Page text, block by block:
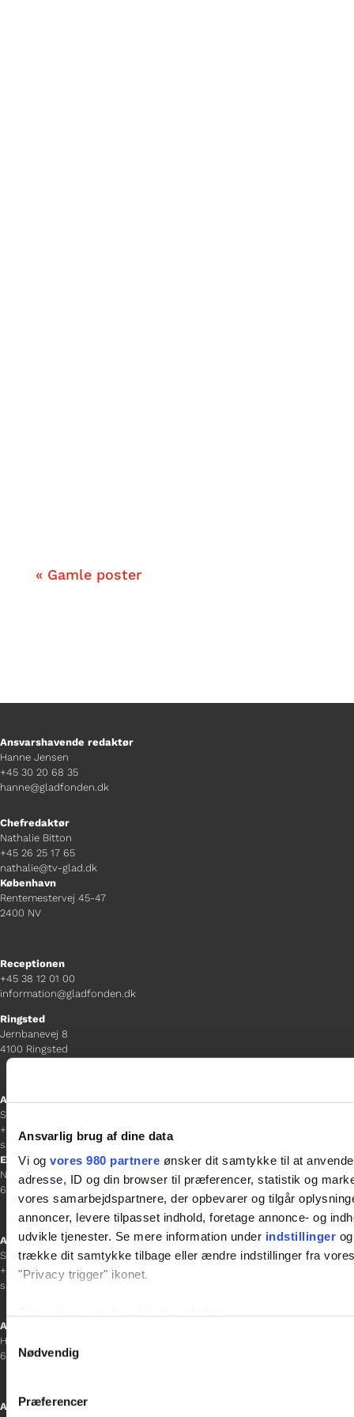
Ansvarlig brug af dine data
Vi og vores 980 partnere ønsker dit samtykke til at
adresse, ID og din browser til præferencer, statistik og
vores samarbejdspartnere, der opbevarer og tilgår
annoncer, levere tilpasset indhold, foretage annonce- og
udvikle tjenester. Se mere information under indstillinger
trække dit samtykke tilbage eller ændre indstillinger fra
"Privacy trigger" ikonet.
Vi bruger cookies til at tilpasse vores indhold og annoncer,
data med andre oplysninger, du har givet dem, eller som de
Samtykkevalg
Nødvendig
Præferencer
« Gamle poster
Ansvarshavende redaktør
Hanne Jensen
+45 30 20 68 35
hanne@gladfonden.dk
Chefredaktør
Nathalie Bitton
+45 26 25 17 65
nathalie@tv-glad.dk
København
Rentemestervej 45-47
2400 NV
Receptionen
+45 38 12 01 00
information@gladfonden.dk
Ringsted
Jernbanevej 8
4100 Ringsted
Afdelingschef
Sacha Lohmann Weiss
+45 40 27 91 11
sacha.lw@gladfonden.dk
Esbjerg
Norgesgade 1, 2. sal
6700 Esbjerg
Afdelingschef
Sanne Hansen
+45 23 69 19 35
sanne.h@gladfonden.dk
Aabenraa
H P Hanssens Gade 23, 2.
6200 Aabenraa
Afdelingschef